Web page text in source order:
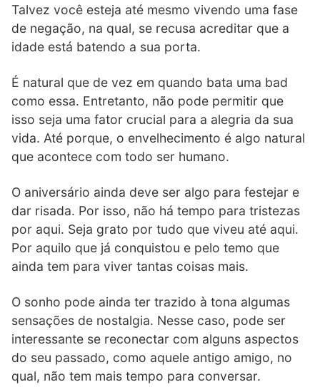
Talvez você esteja até mesmo vivendo uma fase
de negação, na qual, se recusa acreditar que a
idade está batendo a sua porta.
É natural que de vez em quando bata uma bad
como essa. Entretanto, não pode permitir que
isso seja uma fator crucial para a alegria da sua
vida. Até porque, o envelhecimento é algo natural
que acontece com todo ser humano.
O aniversário ainda deve ser algo para festejar e
dar risada. Por isso, não há tempo para tristezas
por aqui. Seja grato por tudo que viveu até aqui.
Por aquilo que já conquistou e pelo temo que
ainda tem para viver tantas coisas mais.
O sonho pode ainda ter trazido à tona algumas
sensações de nostalgia. Nesse caso, pode ser
interessante se reconectar com alguns aspectos
do seu passado, como aquele antigo amigo, no
qual, não tem mais tempo para conversar.